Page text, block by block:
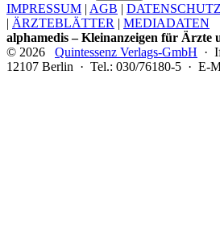
IMPRESSUM | AGB | DATENSCHUTZ
| ÄRZTEBLÄTTER | MEDIADATEN
alphamedis – Kleinanzeigen für Ärzte
© 2026 Quintessenz Verlags-GmbH ·
12107 Berlin · Tel.: 030/76180-5 · E-